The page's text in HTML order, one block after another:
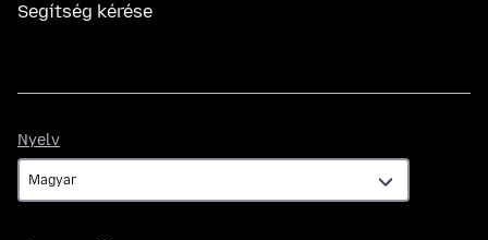
Segítség kérése
Nyelv